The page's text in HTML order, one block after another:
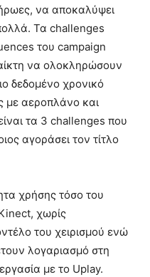
να αποκαλύψει
Τα challenges
του campaign
να ολοκληρώσουν
δεδομένο χρονικό
με αεροπλάνο και
τα 3 challenges που
αγοράσει τον τίτλο
χρήσης τόσο του
χωρίς
του χειρισμού ενώ
λογαριασμό στη
με το Uplay.